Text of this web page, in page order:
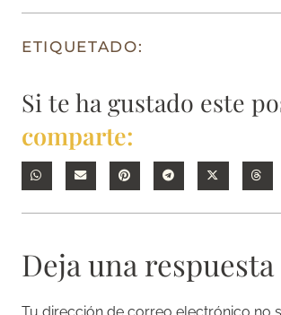
ETIQUETADO:
Si te ha gustado este
comparte:
Deja una respuesta
Tu dirección de correo electrónico no